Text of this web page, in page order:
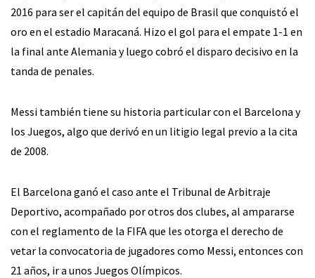
2016 para ser el capitán del equipo de Brasil que conquistó el
oro en el estadio Maracaná. Hizo el gol para el empate 1-1 en
la final ante Alemania y luego cobró el disparo decisivo en la
tanda de penales.
Messi también tiene su historia particular con el Barcelona y
los Juegos, algo que derivó en un litigio legal previo a la cita
de 2008.
El Barcelona ganó el caso ante el Tribunal de Arbitraje
Deportivo, acompañado por otros dos clubes, al ampararse
con el reglamento de la FIFA que les otorga el derecho de
vetar la convocatoria de jugadores como Messi, entonces con
21 años, ir a unos Juegos Olímpicos.